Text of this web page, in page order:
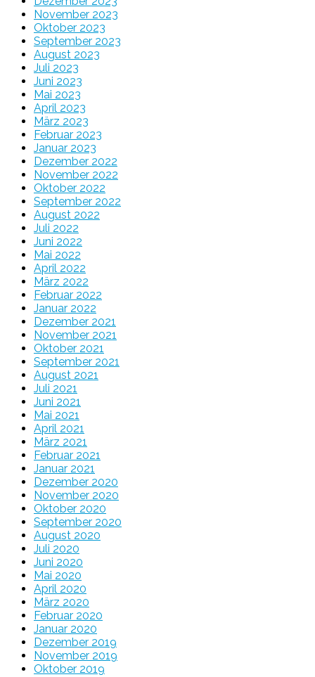
November 2023
Oktober 2023
September 2023
August 2023
Juli 2023
Juni 2023
Mai 2023
April 2023
März 2023
Februar 2023
Januar 2023
Dezember 2022
November 2022
Oktober 2022
September 2022
August 2022
Juli 2022
Juni 2022
Mai 2022
April 2022
März 2022
Februar 2022
Januar 2022
Dezember 2021
November 2021
Oktober 2021
September 2021
August 2021
Juli 2021
Juni 2021
Mai 2021
April 2021
März 2021
Februar 2021
Januar 2021
Dezember 2020
November 2020
Oktober 2020
September 2020
August 2020
Juli 2020
Juni 2020
Mai 2020
April 2020
März 2020
Februar 2020
Januar 2020
Dezember 2019
November 2019
Oktober 2019